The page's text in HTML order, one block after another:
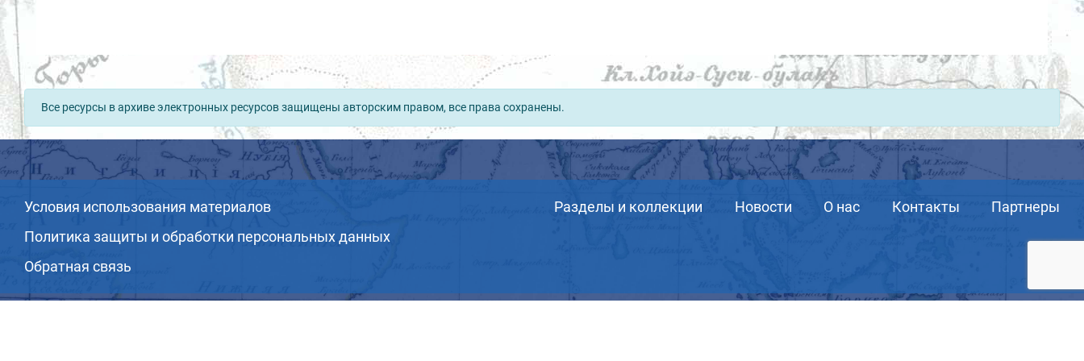
Все ресурсы в архиве электронных ресурсов защищены авторским правом, все права сохранены.
Условия использования материалов
Политика защиты и обработки персональных данных
Обратная связь
Разделы и коллекции Новости О нас Контакты Партнеры